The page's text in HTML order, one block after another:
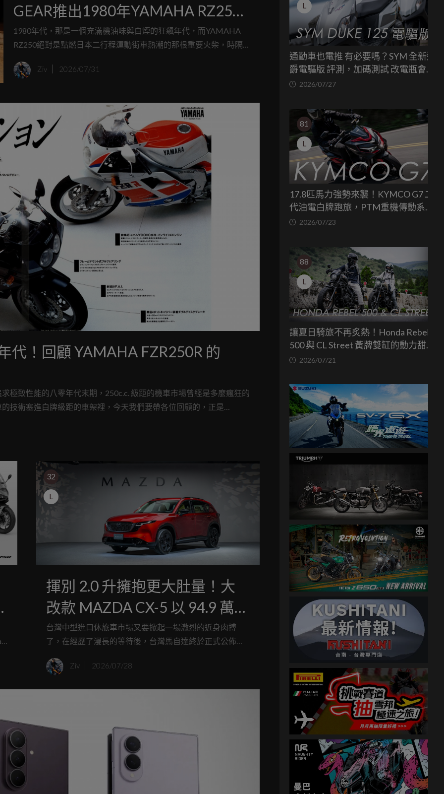
GEAR推出1980年YAMAHA RZ250
復刻外裝套件
1980年代，那是一個充滿機油味與白煙的狂飆年代，而YAMAHA
RZ250絕對是點燃日本二行程運動街車熱潮的那根重要火柴，時隔
心，專屬YAMAHA的改裝升級品牌Y'S GEAR聽到了老車主們的心
Ziv 2026/07/31
代！回顧 YAMAHA FZR250R 的
極致性能的八零年代末期，250c.c. 級距的機車市場曾經是多麼瘋狂的
技術塞進白牌級距的車架裡，今天我們要帶各位回顧的，正是
32
L
揮別 2.0 升擁抱更大肚量！大
改款 MAZDA CX-5 以 94.9 萬元
起震撼上市，軸距加長空間有
感升級
台灣中型進口休旅車市場又要掀起一場激烈的近身肉搏
了，在經歷了漫長的等待後，台灣馬自達終於正式公佈了
僅是換了套新衣服那麼簡單，從骨子裡的底盤軸距、動力
Ziv 2026/07/28
L
通勤車也電推 有必要嗎？SYM 全新迪
爵電驅版 評測，加碼測試 改電瓶會更
省油嗎？
2026/07/27
81
L
17.8匹馬力強勢來襲！KYMCO G7 二
代油電白牌跑旅，PTM重機傳動系統
與8公斤減重的操控饗宴
2026/07/23
88
L
讓夏日騎旅不再炙熱！Honda Rebel
500 與 CL Street 黃牌雙缸的動力甜蜜
點 2026/07/21